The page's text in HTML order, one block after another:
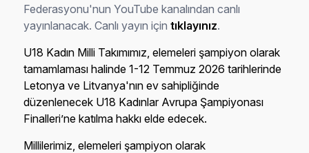
Federasyonu'nun YouTube kanalından canlı
yayınlanacak. Canlı yayın içintıklayınız.
U18 Kadın Milli Takımımız, elemeleri şampiyon olarak
tamamlaması halinde 1-12 Temmuz 2026 tarihlerinde
Letonya ve Litvanya'nın ev sahipliğinde
düzenlenecek U18 Kadınlar Avrupa Şampiyonası
Finalleri’ne katılma hakkı elde edecek.
Millilerimiz, elemeleri şampiyon olarak